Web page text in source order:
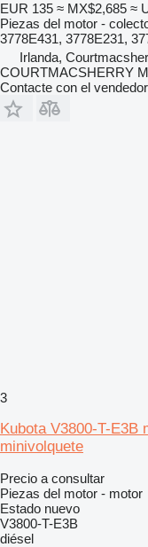
EUR 135 ≈ MX$2,685 ≈
Piezas del motor -
3778E431, 3778E231,
Irlanda,
COURTMACSHERRY
Contacte con el vendedor
3
Kubota V3800-T-E3B
minivolquete
Precio a consultar
Piezas del motor - motor
Estado nuevo
V3800-T-E3B
diésel